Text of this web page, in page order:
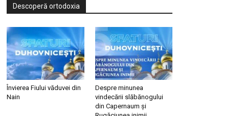
Descoperă ortodoxia
Învierea Fiului văduvei din
Nain
Despre minunea
vindecării slăbănogului
din Capernaum și